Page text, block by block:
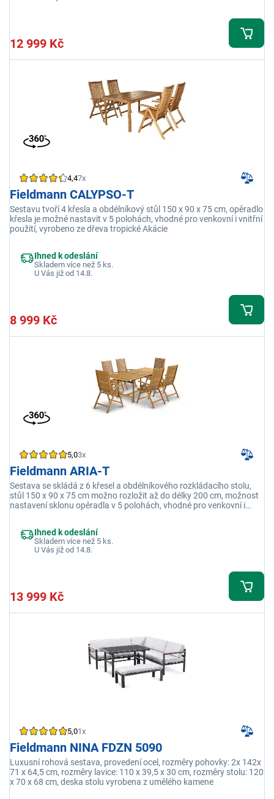
12 999 Kč
4,47x
Fieldmann CALYPSO-T
Sestavu tvoří 4 křesla a obdélníkový stůl 150 x 90 x 75 cm, opěradlo
křesla je možné nastavit v 5 polohách, vhodné pro venkovní i vnitřní
použití, vyrobeno ze dřeva tropické Akácie
Ihned k odeslání
Skladem více než 5 ks.
U Vás již od 14.8.
8 999 Kč
5,03x
Fieldmann ARIA-T
Sestava se skládá z 6 křesel a obdélníkového rozkládacího stolu,
stůl 150 x 90 x 75 cm možno rozložit až do délky 200 cm, možnost
nastavení sklonu opěradla v 5 polohách, vhodné pro venkovní i
Ihned k odeslání
Skladem více než 5 ks.
U Vás již od 14.8.
13 999 Kč
5,01x
Fieldmann NINA FDZN 5090
Luxusní rohová sestava, provedení ocel, rozměry pohovky: 2x 142x
71 x 64,5 cm, rozměry lavice: 110 x 39,5 x 30 cm, rozměry stolu: 120
x 70 x 68 cm, deska stolu vyrobena z umělého kamene